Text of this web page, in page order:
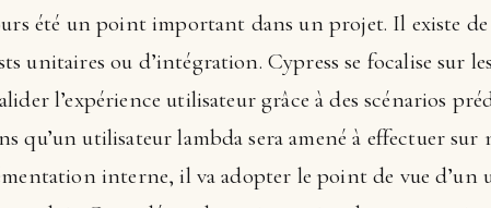
été un point important dans un projet. Il existe
unitaires ou d’intégration. Cypress se focalise sur
l’expérience utilisateur grâce à des scénarios
qu’un utilisateur lambda sera amené à effectuer sur
interne, il va adopter le point de vue